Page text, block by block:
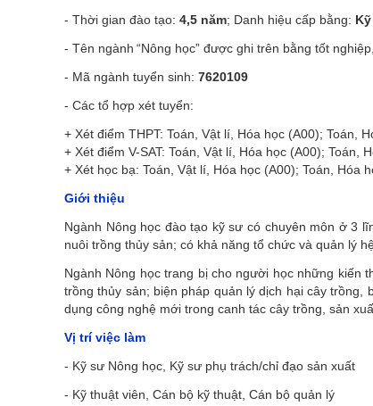
- Thời gian đào tạo: 4,5 năm; Danh hiệu cấp bằng:
- Tên ngành “Nông học” được ghi trên bằng tốt
- Mã ngành tuyển sinh: 7620109
- Các tổ hợp xét tuyển:
+ Xét điểm THPT: Toán, Vật lí, Hóa học (A00); Toán,
+ Xét điểm V-SAT: Toán, Vật lí, Hóa học (A00); Toán,
+ Xét học bạ: Toán, Vật lí, Hóa học (A00); Toán, Hóa
Giới thiệu
Ngành Nông học đào tạo kỹ sư có chuyên môn ở 3
nuôi trồng thủy sản; có khả năng tổ chức và quản lý
Ngành Nông học trang bị cho người học những kiến
trồng thủy sản; biện pháp quản lý dịch hại cây
dụng công nghệ mới trong canh tác cây trồng, sản
Vị trí việc làm
- Kỹ sư Nông học, Kỹ sư phụ trách/chỉ đạo sản xuất
- Kỹ thuật viên, Cán bộ kỹ thuật, Cán bộ quản lý